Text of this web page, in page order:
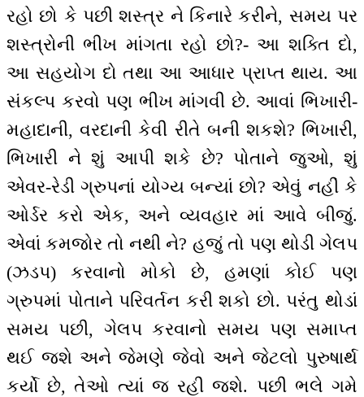
રહો છો કે પછી શસ્ત્ર ને કિનારે કરીને, સમય પર
શસ્ત્રોની ભીખ માંગતા રહો છો?- આ શક્તિ દો,
આ સહયોગ દો તથા આ આધાર પ્રાપ્ત થાય. આ
સંકલ્પ કરવો પણ ભીખ માંગવી છે. આવાં ભિખારી-
મહાદાની, વરદાની કેવી રીતે બની શકશે? ભિખારી,
ભિખારી ને શું આપી શકે છે? પોતાને જુઓ, શું
એવર-રેડી ગ્રુપનાં યોગ્ય બન્યાં છો? એવું નહીં કે
ઓર્ડર કરો એક, અને વ્યવહાર માં આવે બીજું.
એવાં કમજોર તો નથી ને? હજું તો પણ થોડી ગેલપ
(ઝડપ) કરવાનો મોકો છે, હમણાં કોઈ પણ
ગ્રુપમાં પોતાને પરિવર્તન કરી શકો છો. પરંતુ થોડાં
સમય પછી, ગેલપ કરવાનો સમય પણ સમાપ્ત
થઈ જશે અને જેમણે જેવો અને જેટલો પુરુષાર્થ
કર્યો છે, તેઓ ત્યાં જ રહી જશે. પછી ભલે ગમે